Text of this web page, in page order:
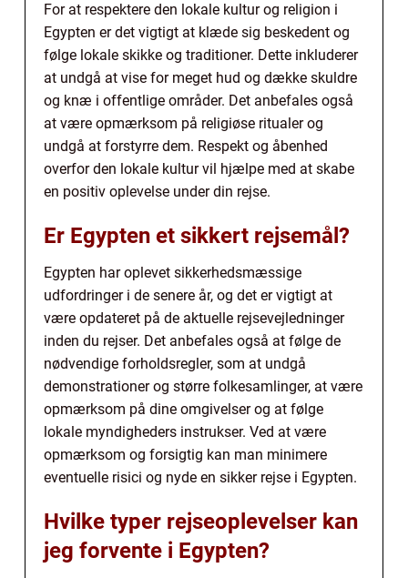
For at respektere den lokale kultur og religion i
Egypten er det vigtigt at klæde sig beskedent og
følge lokale skikke og traditioner. Dette inkluderer
at undgå at vise for meget hud og dække skuldre
og knæ i offentlige områder. Det anbefales også
at være opmærksom på religiøse ritualer og
undgå at forstyrre dem. Respekt og åbenhed
overfor den lokale kultur vil hjælpe med at skabe
en positiv oplevelse under din rejse.
Er Egypten et sikkert rejsemål?
Egypten har oplevet sikkerhedsmæssige
udfordringer i de senere år, og det er vigtigt at
være opdateret på de aktuelle rejsevejledninger
inden du rejser. Det anbefales også at følge de
nødvendige forholdsregler, som at undgå
demonstrationer og større folkesamlinger, at være
opmærksom på dine omgivelser og at følge
lokale myndigheders instrukser. Ved at være
opmærksom og forsigtig kan man minimere
eventuelle risici og nyde en sikker rejse i Egypten.
Hvilke typer rejseoplevelser kan
jeg forvente i Egypten?